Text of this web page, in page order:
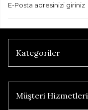
Kategoriler
Müşteri Hizmetleri